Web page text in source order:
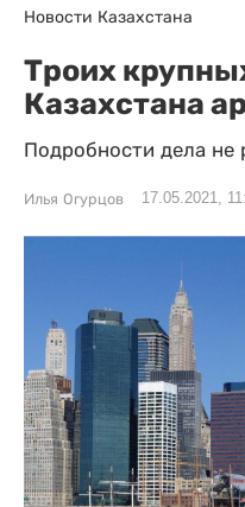
Новости Казахстана
Троих
Казахстана
Подробности дела не
Илья Огурцов 17.05.2021,